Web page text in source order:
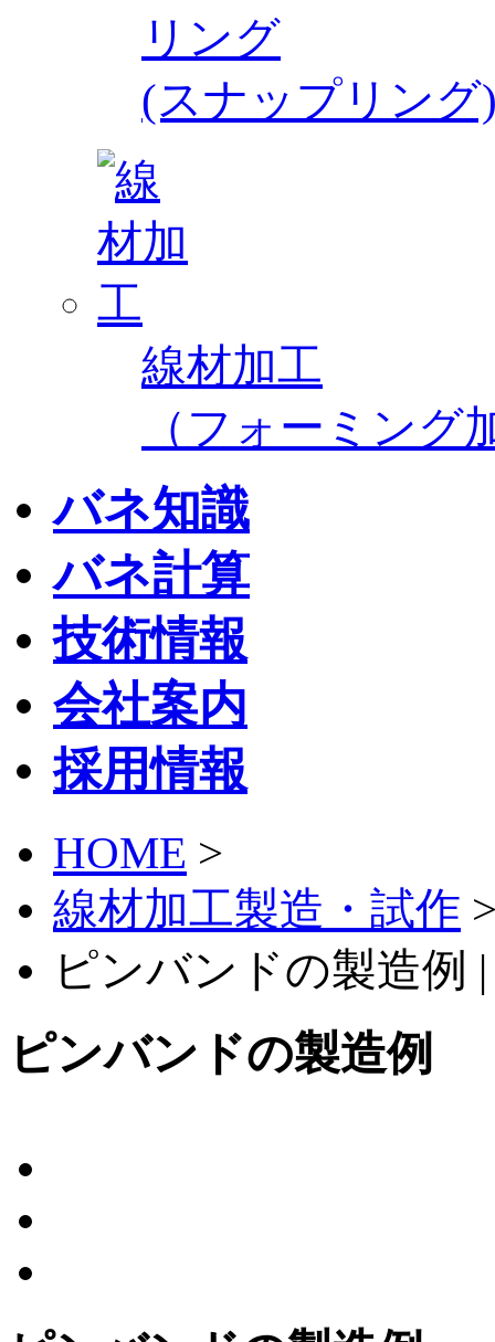
リング
(スナップリング
線材加工
（フォーミング
バネ知識
バネ計算
技術情報
会社案内
採用情報
HOME >
線材加工製造・試作
ピンバンドの製造例
ピンバンドの製造例